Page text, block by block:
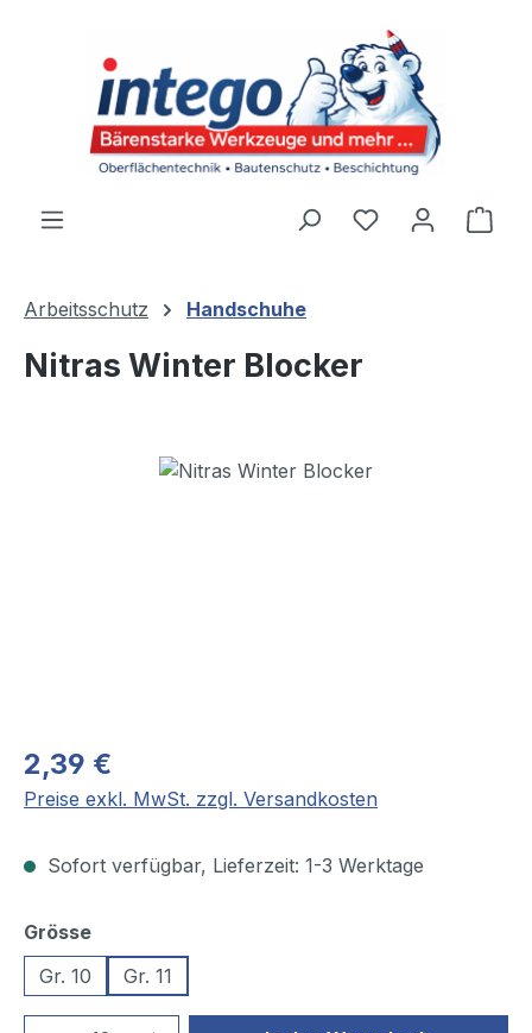
Du hast 0
Arbeitsschutz Handschuhe
Nitras Winter Blocker
Bildergalerie überspringen
2,39 €
Preise exkl. MwSt. zzgl. Versandkosten
Sofort verfügbar, Lieferzeit: 1-3 Werktage
Grösseauswählen
Gr. 10
Gr. 11